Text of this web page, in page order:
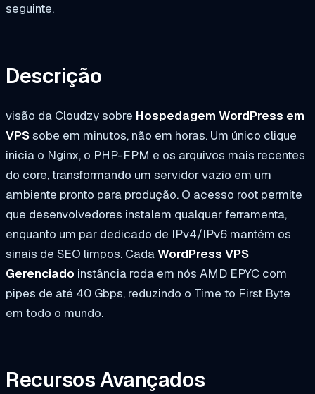
seguinte.
Descrição
visão da Cloudzy sobre Hospedagem WordPress em
VPSsobe em minutos, não em horas. Um único clique
inicia o Nginx, o PHP-FPM e os arquivos mais recentes
do core, transformando um servidor vazio em um
ambiente pronto para produção. O acesso root permite
que desenvolvedores instalem qualquer ferramenta,
enquanto um par dedicado de IPv4/IPv6 mantém os
sinais de SEO limpos. CadaWordPress VPS
Gerenciado instância roda em nós AMD EPYC com
pipes de até 40 Gbps, reduzindo o Time to First Byte
em todo o mundo.
Recursos Avançados